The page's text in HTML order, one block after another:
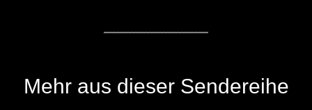
Mehr aus dieser Sendereihe